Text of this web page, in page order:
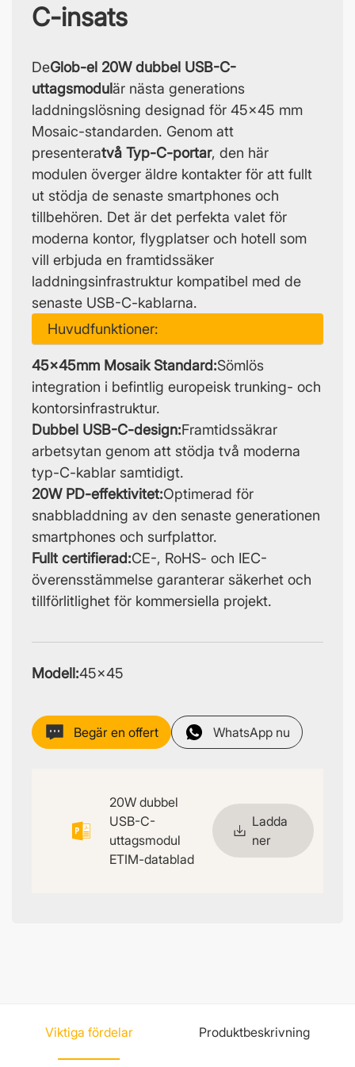
C-insats
DeGlob-el 20W dubbel USB-C-
uttagsmodulär nästa generations
laddningslösning designad för 45x45 mm
Mosaic-standarden. Genom att
presenteratvå Typ-C-portar, den här
modulen överger äldre kontakter för att fullt
ut stödja de senaste smartphones och
tillbehören. Det är det perfekta valet för
moderna kontor, flygplatser och hotell som
vill erbjuda en framtidssäker
laddningsinfrastruktur kompatibel med de
senaste USB-C-kablarna.
Huvudfunktioner:
45x45mm Mosaik Standard:Sömlös
integration i befintlig europeisk trunking- och
kontorsinfrastruktur.
Dubbel USB-C-design:Framtidssäkrar
arbetsytan genom att stödja två moderna
typ-C-kablar samtidigt.
20W PD-effektivitet:Optimerad för
snabbladdning av den senaste generationen
smartphones och surfplattor.
Fullt certifierad:CE-, RoHS- och IEC-
överensstämmelse garanterar säkerhet och
tillförlitlighet för kommersiella projekt.
Modell:45×45
Begär en offert WhatsApp nu
20W dubbel
USB-C-
uttagsmodul
ETIM-datablad
Ladda
ner
Viktiga fördelar Produktbeskrivning